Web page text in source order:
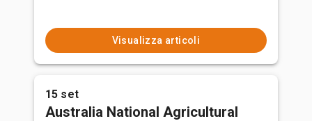
Visualizza articoli
15 set
Australia National Agricultural